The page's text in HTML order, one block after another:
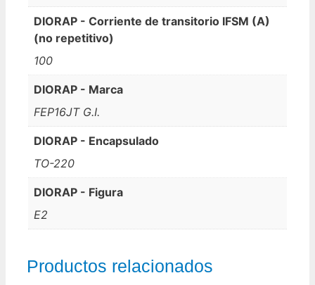
DIORAP - Corriente de transitorio IFSM (A)
(no repetitivo)
100
DIORAP - Marca
FEP16JT G.I.
DIORAP - Encapsulado
TO-220
DIORAP - Figura
E2
Productos relacionados